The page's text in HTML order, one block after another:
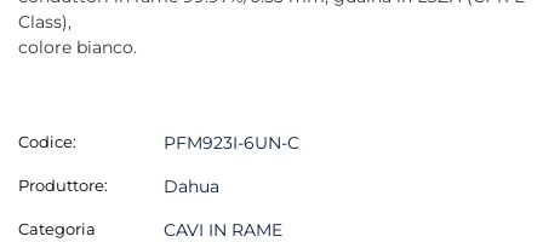
Class),
colore bianco.
Codice: PFM923I-6UN-C
Produttore: Dahua
Categoria CAVI IN RAME